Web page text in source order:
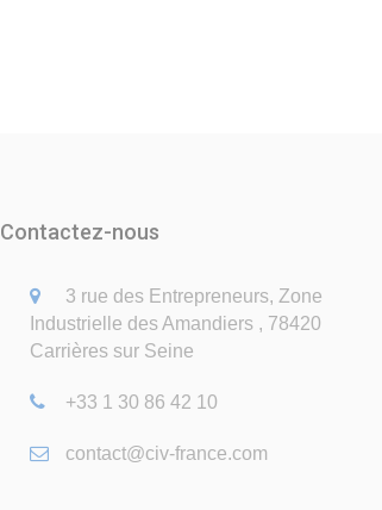
Contactez-nous
3 rue des Entrepreneurs, Zone
Industrielle des Amandiers , 78420
Carrières sur Seine
+33 1 30 86 42 10
contact@civ-france.com